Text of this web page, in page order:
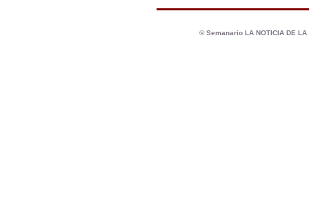
© Semanario LA NOTICIA DE LA